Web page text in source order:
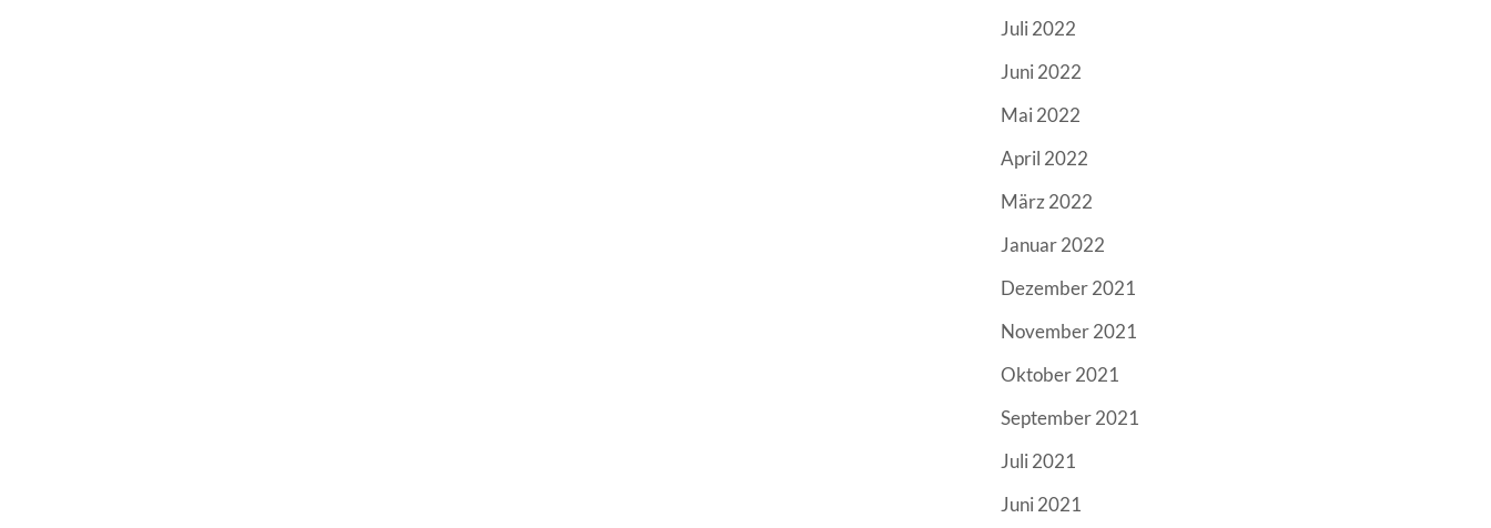
Juli 2022
Juni 2022
Mai 2022
April 2022
März 2022
Januar 2022
Dezember 2021
November 2021
Oktober 2021
September 2021
Juli 2021
Juni 2021